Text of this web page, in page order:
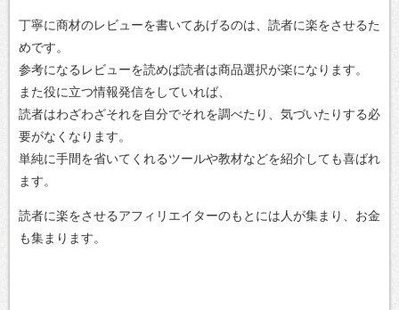
丁寧に商材のレビューを書いてあげるのは、読者に楽をさせるた
めです。
参考になるレビューを読めば読者は商品選択が楽になります。
また役に立つ情報発信をしていれば、
読者はわざわざそれを自分でそれを調べたり、気づいたりする必
要がなくなります。
単純に手間を省いてくれるツールや教材などを紹介しても喜ばれ
ます。
読者に楽をさせるアフィリエイターのもとには人が集まり、お金
も集まります。